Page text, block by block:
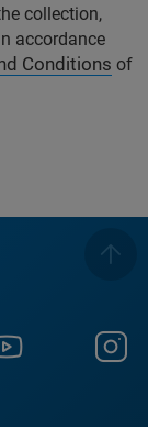
collection,
accordance
Conditions of